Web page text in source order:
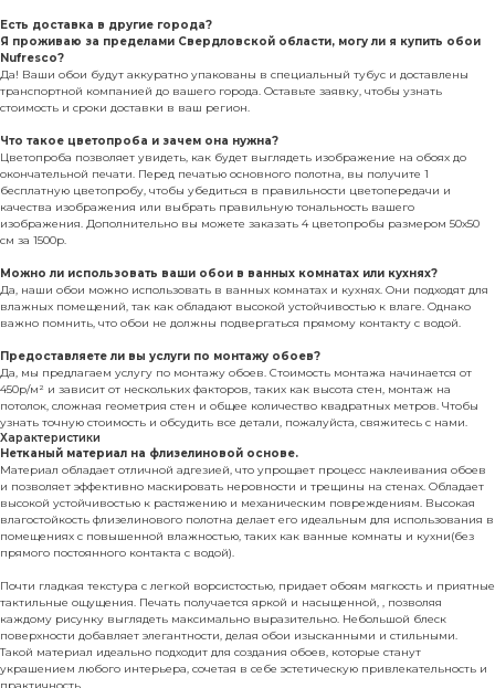
Есть доставка в другие города?
Я проживаю за пределами Свердловской области, могу ли я купить обои
Nufresco?
Да! Ваши обои будут аккуратно упакованы в специальный тубус и доставлены
транспортной компанией до вашего города. Оставьте заявку, чтобы узнать
стоимость и сроки доставки в ваш регион.
Что такое цветопроба и зачем она нужна?
Цветопроба позволяет увидеть, как будет выглядеть изображение на обоях до
окончательной печати. Перед печатью основного полотна, вы получите 1
бесплатную цветопробу, чтобы убедиться в правильности цветопередачи и
качества изображения или выбрать правильную тональность вашего
изображения. Дополнительно вы можете заказать 4 цветопробы размером 50х50
см за 1500р.
Можно ли использовать ваши обои в ванных комнатах или кухнях?
Да, наши обои можно использовать в ванных комнатах и кухнях. Они подходят для
влажных помещений, так как обладают высокой устойчивостью к влаге. Однако
важно помнить, что обои не должны подвергаться прямому контакту с водой.
Предоставляете ли вы услуги по монтажу обоев?
Да, мы предлагаем услугу по монтажу обоев. Стоимость монтажа начинается от
450р/м² и зависит от нескольких факторов, таких как высота стен, монтаж на
потолок, сложная геометрия стен и общее количество квадратных метров. Чтобы
узнать точную стоимость и обсудить все детали, пожалуйста, свяжитесь с нами.
Характеристики
Нетканый материал на флизелиновой основе.
Материал обладает отличной адгезией, что упрощает процесс наклеивания обоев
и позволяет эффективно маскировать неровности и трещины на стенах. Обладает
высокой устойчивостью к растяжению и механическим повреждениям. Высокая
влагостойкость флизелинового полотна делает его идеальным для использования в
помещениях с повышенной влажностью, таких как ванные комнаты и кухни(без
прямого постоянного контакта с водой).
Почти гладкая текстура с легкой ворсистостью, придает обоям мягкость и приятные
тактильные ощущения. Печать получается яркой и насыщенной, , позволяя
каждому рисунку выглядеть максимально выразительно. Небольшой блеск
поверхности добавляет элегантности, делая обои изысканными и стильными.
Такой материал идеально подходит для создания обоев, которые станут
украшением любого интерьера, сочетая в себе эстетическую привлекательность и